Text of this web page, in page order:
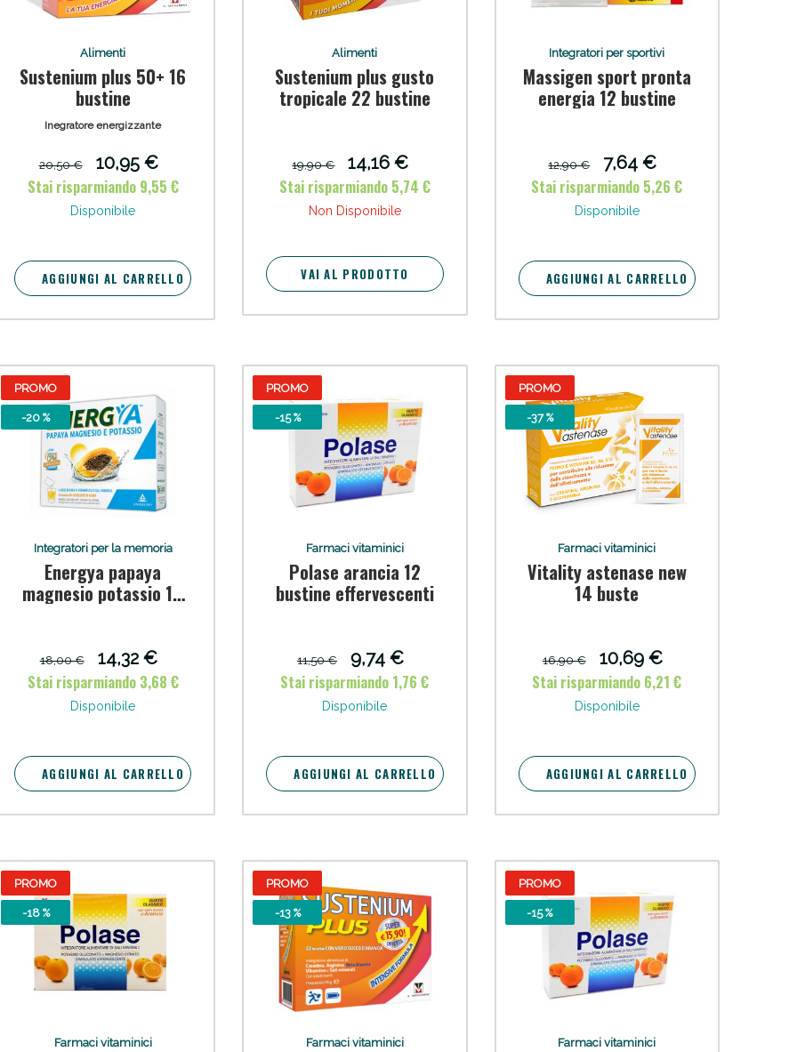
Alimenti
Sustenium plus 50+ 16
bustine
Inegratore energizzante
20,50 €
10,95 €
Stai risparmiando 9,55 €
Disponibile
AGGIUNGI AL CARRELLO
Alimenti
Sustenium plus gusto
tropicale 22 bustine
19,90 €
14,16 €
Stai risparmiando 5,74 €
Non Disponibile
VAI AL PRODOTTO
Integratori per sportivi
Massigen sport pronta
energia 12 bustine
12,90 €
7,64 €
Stai risparmiando 5,26 €
Disponibile
AGGIUNGI AL CARRELLO
PROMO
-20 %
Integratori per la memoria
Energya papaya
magnesio potassio 14
18,00 €
14,32 €
Stai risparmiando 3,68 €
Disponibile
AGGIUNGI AL CARRELLO
PROMO
-15 %
Farmaci vitaminici
Polase arancia 12
bustine effervescenti
11,50 €
9,74 €
Stai risparmiando 1,76 €
Disponibile
AGGIUNGI AL CARRELLO
PROMO
-37 %
Farmaci vitaminici
Vitality astenase new
14 buste
16,90 €
10,69 €
Stai risparmiando 6,21 €
Disponibile
AGGIUNGI AL CARRELLO
PROMO
-18 %
Farmaci vitaminici
PROMO
-13 %
Farmaci vitaminici
PROMO
-15 %
Farmaci vitaminici
Sconto fino al 55% disponibile oggi!
Urinarie e Prostata: Sconti fino al 45% oggi!
Intestinale: Sconto fino al 55% valido oggi!
Scopri le offerte di Oggi